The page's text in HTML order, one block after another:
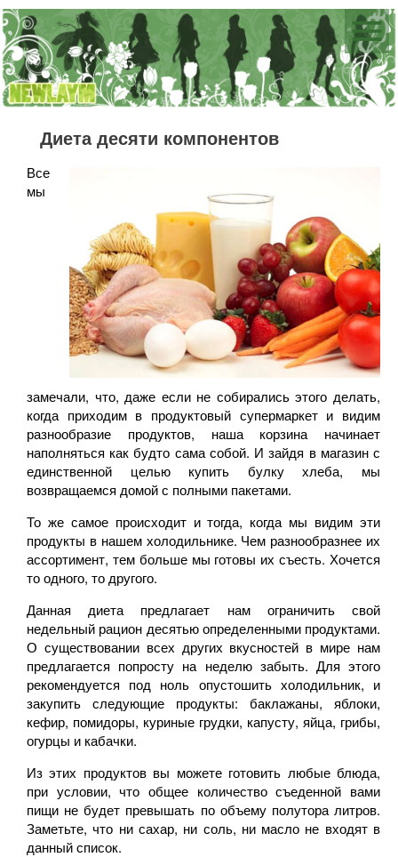
Диета десяти компонентов
Все
мы
замечали, что, даже если не собирались этого делать,
когда приходим в продуктовый супермаркет и видим
разнообразие продуктов, наша корзина начинает
наполняться как будто сама собой. И зайдя в магазин с
единственной целью купить булку хлеба, мы
возвращаемся домой с полными пакетами.
То же самое происходит и тогда, когда мы видим эти
продукты в нашем холодильнике. Чем разнообразнее их
ассортимент, тем больше мы готовы их съесть. Хочется
то одного, то другого.
Данная диета предлагает нам ограничить свой
недельный рацион десятью определенными продуктами.
О существовании всех других вкусностей в мире нам
предлагается попросту на неделю забыть. Для этого
рекомендуется под ноль опустошить холодильник, и
закупить следующие продукты: баклажаны, яблоки,
кефир, помидоры, куриные грудки, капусту, яйца, грибы,
огурцы и кабачки.
Из этих продуктов вы можете готовить любые блюда,
при условии, что общее количество съеденной вами
пищи не будет превышать по объему полутора литров.
Заметьте, что ни сахар, ни соль, ни масло не входят в
данный список.